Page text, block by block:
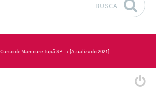
BUSCA
Curso de Manicure Tupã SP → [Atualizado 2021]